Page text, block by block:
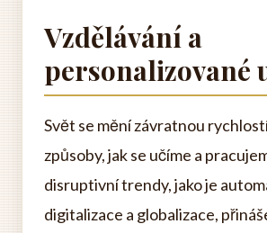
Vzdělávání a
personalizované
Svět se mění závratnou rychlostí
způsoby, jak se učíme a
disruptivní trendy, jako je
digitalizace a globalizace,